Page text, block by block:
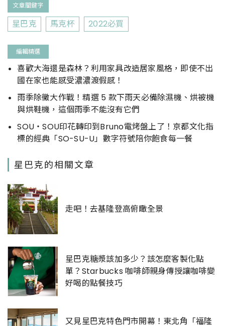
文章關鍵字
星巴克 馬克杯 2022必買
編輯精選
喜歡大海還是森林？利用家具改造居家風格，即使不出
國在家也能感受濃濃渡假感！
雨季除黴大作戰！精選 5 款下雨天必備除濕機、烘被機
與烘鞋機，這個雨季不能沒有它們
SOU‧SOU印花轉印到Bruno電烤盤上了！京都文化指
標的經典「SO-SU-U」數字符號陪你飽食每一餐
星巴克的相關文章
走吧！去基隆登高俯瞰全景
星巴克糖漿該加多少？該怎麼客製化點
單？Starbucks 咖啡師親身傳授讓咖啡變
好喝的點餐技巧
又見星巴克特色門市開幕！東北角「福隆